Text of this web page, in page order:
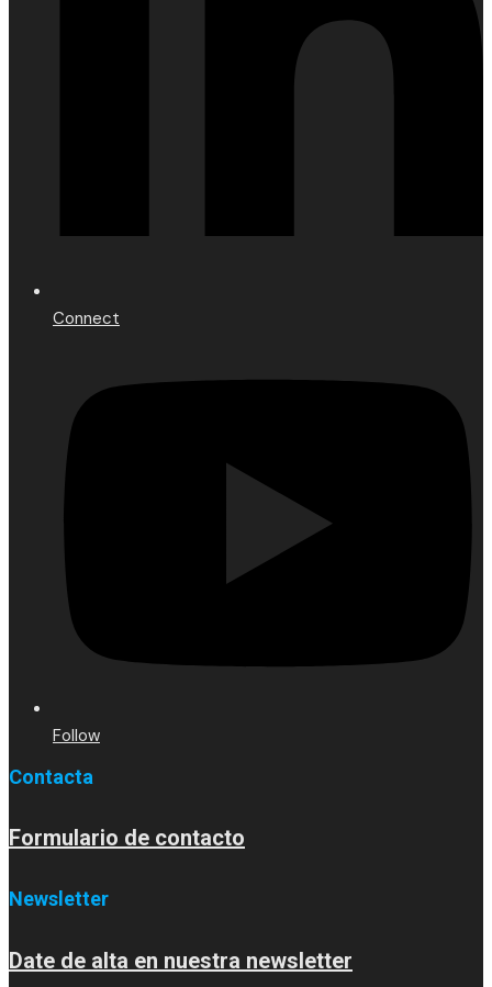
Connect
Follow
Contacta
Formulario de contacto
Newsletter
Date de alta en nuestra newsletter